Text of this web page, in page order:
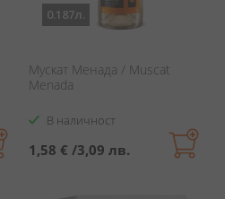
0.187л.
Мускат Менада / Muscat
Menada
В наличност
1,58 € /3,09 лв.